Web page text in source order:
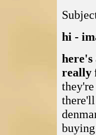
hi -
here's
really